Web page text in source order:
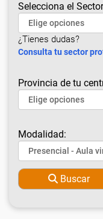
Selecciona el
¿Tienes dudas?
Consulta tu sector
Provincia de tu
Modalidad:
Buscar